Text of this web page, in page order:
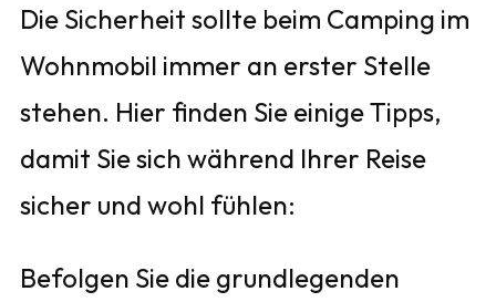
Die Sicherheit sollte beim Camping im
Wohnmobil immer an erster Stelle
stehen. Hier finden Sie einige Tipps,
damit Sie sich während Ihrer Reise
sicher und wohl fühlen:
Befolgen Sie die grundlegenden